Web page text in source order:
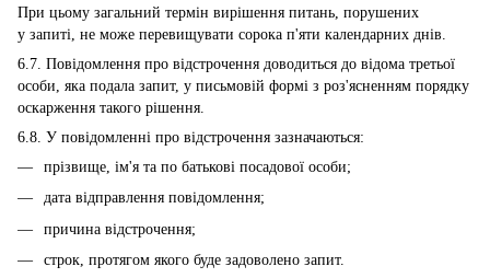
При цьому загальний термін вирішення питань, порушених
у запиті, не може перевищувати сорока п'яти календарних днів.
6.7. Повідомлення про відстрочення доводиться до відома третьої
особи, яка подала запит, у письмовій формі з роз'ясненням порядку
оскарження такого рішення.
6.8. У повідомленні про відстрочення зазначаються:
прізвище, ім'я та по батькові посадової особи;
дата відправлення повідомлення;
причина відстрочення;
строк, протягом якого буде задоволено запит.